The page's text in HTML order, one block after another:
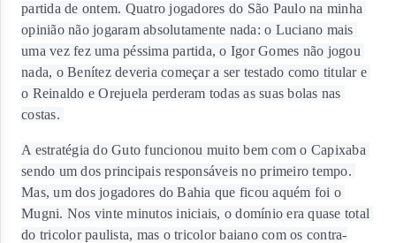
partida de ontem. Quatro jogadores do São Paulo na minha
opinião não jogaram absolutamente nada: o Luciano mais
uma vez fez uma péssima partida, o Igor Gomes não jogou
nada, o Benítez deveria começar a ser testado como titular e
o Reinaldo e Orejuela perderam todas as suas bolas nas
costas.
A estratégia do Guto funcionou muito bem com o Capixaba
sendo um dos principais responsáveis no primeiro tempo.
Mas, um dos jogadores do Bahia que ficou aquém foi o
Mugni. Nos vinte minutos iniciais, o domínio era quase total
do tricolor paulista, mas o tricolor baiano com os contra-